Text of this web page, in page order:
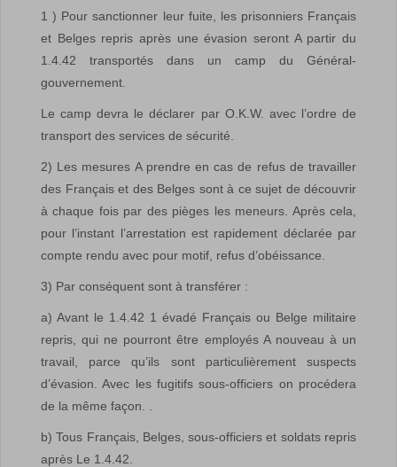
1 ) Pour sanctionner leur fuite, les prisonniers Français
et Belges repris après une évasion seront A partir du
1.4.42 transportés dans un camp du Général-
gouvernement.
Le camp devra le déclarer par O.K.W. avec l’ordre de
transport des services de sécurité.
2) Les mesures A prendre en cas de refus de travailler
des Français et des Belges sont à ce sujet de découvrir
à chaque fois par des pièges les meneurs. Après cela,
pour l’instant l’arrestation est rapidement déclarée par
compte rendu avec pour motif, refus d’obéissance.
3) Par conséquent sont à transférer :
a) Avant le 1.4.42 1 évadé Français ou Belge militaire
repris, qui ne pourront être employés A nouveau à un
travail, parce qu’ils sont particulièrement suspects
d’évasion. Avec les fugitifs sous-officiers on procédera
de la même façon. .
b) Tous Français, Belges, sous-officiers et soldats repris
après Le 1.4.42.